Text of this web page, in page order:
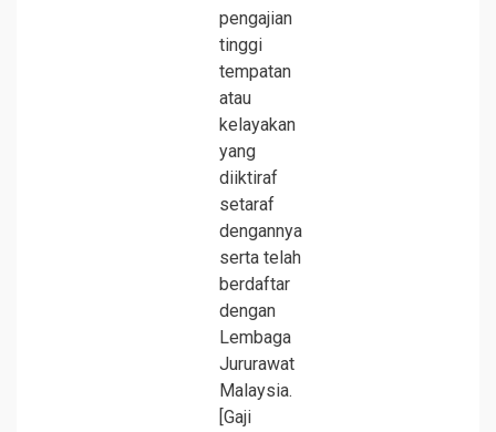
pengajian
tinggi
tempatan
atau
kelayakan
yang
diiktiraf
setaraf
dengannya
serta telah
berdaftar
dengan
Lembaga
Jururawat
Malaysia.
[Gaji